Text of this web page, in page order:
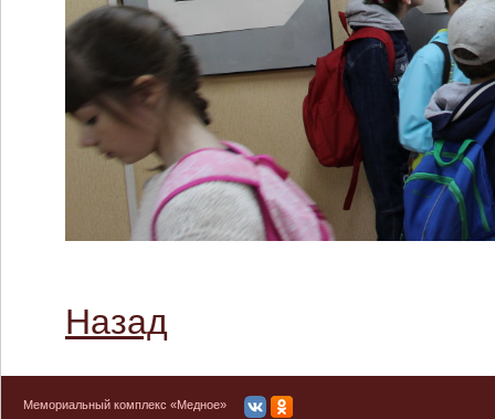
Назад
Мемориальный комплекс «Медное»